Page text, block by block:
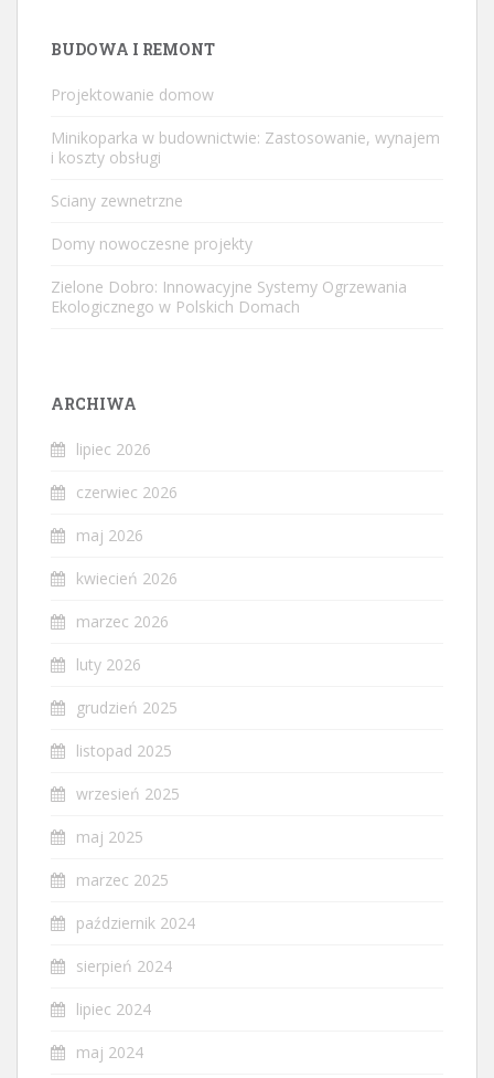
BUDOWA I REMONT
Projektowanie domow
Minikoparka w budownictwie: Zastosowanie, wynajem
i koszty obsługi
Sciany zewnetrzne
Domy nowoczesne projekty
Zielone Dobro: Innowacyjne Systemy Ogrzewania
Ekologicznego w Polskich Domach
ARCHIWA
lipiec 2026
czerwiec 2026
maj 2026
kwiecień 2026
marzec 2026
luty 2026
grudzień 2025
listopad 2025
wrzesień 2025
maj 2025
marzec 2025
październik 2024
sierpień 2024
lipiec 2024
maj 2024